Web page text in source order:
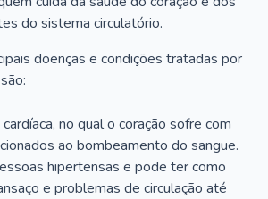
do sistema circulatório.
doenças e condições tratadas por
no qual o coração sofre com
ao bombeamento do sangue.
hipertensas e pode ter como
e problemas de circulação até